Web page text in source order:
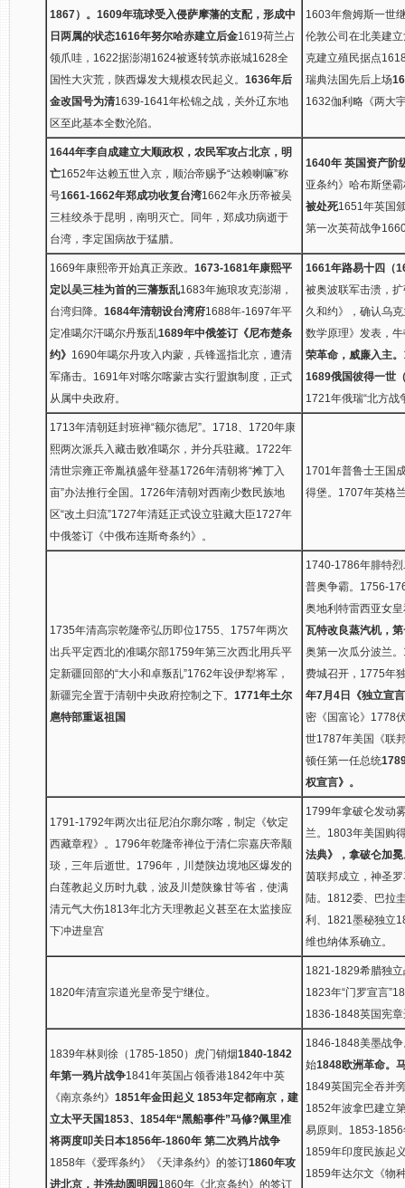
1867）。 1609年琉球受入侵萨摩藩的支配，形成中
日两属的状态1616年努尔哈赤建立后金1619荷兰占
领爪哇，1622据澎湖1624被逐转筑赤嵌城1628全
国性大灾荒，陕西爆发大规模农民起义。 1636年后
金改国号为清1639-1641年松锦之战，关外辽东地
区至此基本全数沦陷。
1603年詹姆斯一世
伦敦公司在北美建
克建立殖民据点
瑞典法国先后上场
1632伽利略《两大
1644年李自成建立大顺政权，农民军攻占北京，明
亡1652年达赖五世入京，顺治帝赐予“达赖喇嘛”称
号1661-1662年郑成功收复台湾1662年永历帝被吴
三桂绞杀于昆明，南明灭亡。同年，郑成功病逝于
台湾，李定国病故于猛腊。
1640年 英国资产阶
亚条约》哈布斯堡
被处死1651年英国
第一次英荷战争
1669年康熙帝开始真正亲政。 1673-1681年康熙平
定以吴三桂为首的三藩叛乱1683年施琅攻克澎湖，
台湾归降。 1684年清朝设台湾府1688年-1697年平
定准噶尔汗噶尔丹叛乱1689年中俄签订《尼布楚条
约》 1690年噶尔丹攻入内蒙，兵锋遥指北京，遭清
军痛击。1691年对喀尔喀蒙古实行盟旗制度，正式
从属中央政府。
1661年路易十四（
被奥波联军击溃，
久和约》，确认乌
数学原理》发表，
荣革命，威廉入主。
1689俄国彼得一世
1721年俄瑞“北方战
1713年清朝廷封班禅“额尔德尼”。1718、1720年康
熙两次派兵入藏击败准噶尔，并分兵驻藏。1722年
清世宗雍正帝胤禛盛年登基1726年清朝将“摊丁入
亩”办法推行全国。1726年清朝对西南少数民族地
区“改土归流”1727年清廷正式设立驻藏大臣1727年
中俄签订《中俄布连斯奇条约》。
1701年普鲁士王国
得堡。1707年英格
1735年清高宗乾隆帝弘历即位1755、1757年两次
出兵平定西北的准噶尔部1759年第三次西北用兵平
定新疆回部的“大小和卓叛乱”1762年设伊犁将军，
新疆完全置于清朝中央政府控制之下。 1771年土尔
扈特部重返祖国
1740-1786年腓特
普奥争霸。1756-
奥地利特雷西亚女
瓦特改良蒸汽机，
奥第一次瓜分波兰
费城召开，1775年
年7月4日《独立宣
密《国富论》1778
世1787年美国《联
顿任第一任总统
权宣言》。
1791-1792年两次出征尼泊尔廓尔喀，制定《钦定
西藏章程》。1796年乾隆帝禅位于清仁宗嘉庆帝颙
琰，三年后逝世。1796年，川楚陕边境地区爆发的
白莲教起义历时九载，波及川楚陕豫甘等省，使满
清元气大伤1813年北方天理教起义甚至在太监接应
下冲进皇宫
1799年拿破仑发动
兰。1803年美国购
法典》，拿破仑加
茵联邦成立，神圣
陆。1812委、巴拉
利、1821墨秘独立
维也纳体系确立。
1820年清宣宗道光皇帝旻宁继位。
1821-1829希腊独
1823年“门罗宣言
1836-1848英国宪
1839年林则徐（1785-1850）虎门销烟1840-1842
年第一鸦片战争1841年英国占领香港1842年中英
《南京条约》 1851年金田起义 1853年定都南京，建
立太平天国1853、1854年“黑船事件”马修?佩里准
将两度叩关日本1856年-1860年 第二次鸦片战争
1858年《爱珲条约》《天津条约》的签订1860年攻
进北京，并洗劫圆明园1860年《北京条约》的签订
1846-1848美墨战
始1848欧洲革命。
1849英国完全吞并
1852年波拿巴建立
易原则。1853-
1859年印度民族起
1859年达尔文《物